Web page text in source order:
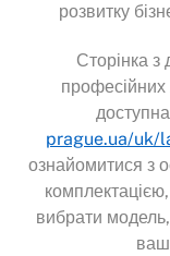
розвитку
Сторінка з
професійних
prague.ua/uk/
ознайомитися з
вибрати